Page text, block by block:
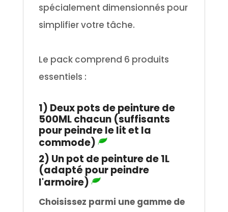
spécialement dimensionnés pour
simplifier votre tâche.
Le pack comprend 6 produits
essentiels :
1) Deux pots de peinture de
500ML chacun (suffisants
pour peindre le lit et la
commode)
2) Un pot de peinture de 1L
(adapté pour peindre
l'armoire)
Choisissez parmi une gamme de